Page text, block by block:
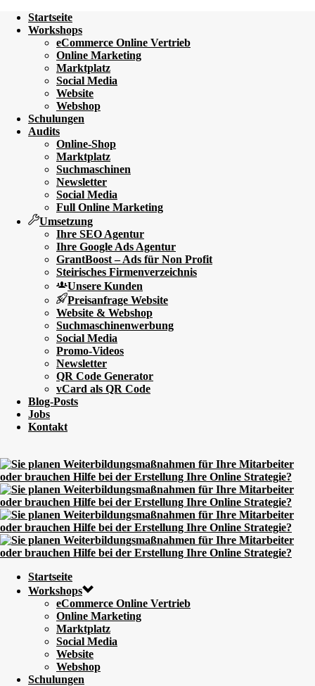
Startseite
Workshops
eCommerce Online Vertrieb
Online Marketing
Marktplatz
Social Media
Website
Webshop
Schulungen
Audits
Online-Shop
Marktplatz
Suchmaschinen
Newsletter
Social Media
Full Online Marketing
Umsetzung
Ihre SEO Agentur
Ihre Google Ads Agentur
GrantBoost – Ads für Non Profit
Steirisches Firmenverzeichnis
Unsere Kunden
Preisanfrage Website
Website & Webshop
Suchmaschinenwerbung
Social Media
Promo-Videos
Newsletter
QR Code Generator
vCard als QR Code
Blog-Posts
Jobs
Kontakt
Startseite
Workshops
eCommerce Online Vertrieb
Online Marketing
Marktplatz
Social Media
Website
Webshop
Schulungen